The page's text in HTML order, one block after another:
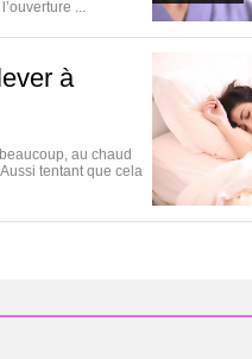
...
à
au chaud
tentant que cela